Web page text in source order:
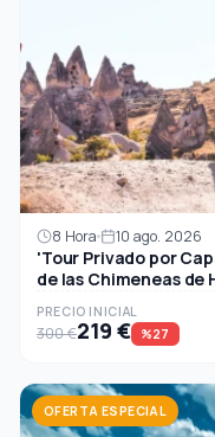
8 Hora 10 ago. 2026
'Tour Privado por
de las Chimeneas de
PRECIO INICIAL
300 €219 € %27
OFERTA ESPECIAL